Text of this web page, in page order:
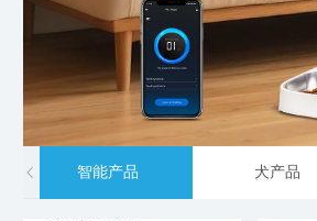
智能产品 犬产品